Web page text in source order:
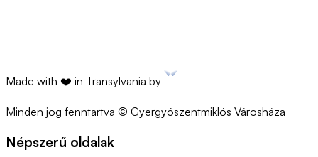
Made with ❤️ in Transylvania by
Minden jog fenntartva © Gyergyószentmiklós Városháza
Népszerű oldalak